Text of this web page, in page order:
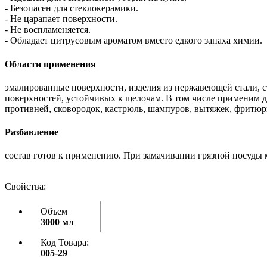
- Безопасен для стеклокерамики.
- Не царапает поверхности.
- Не воспламеняется.
- Обладает цитрусовым ароматом вместо едкого запаха химии.
Области применения
эмалированные поверхности, изделия из нержавеющей
поверхностей, устойчивых к щелочам. В том числе применим
противней, сковородок, кастрюль, шампуров, вытяжек,
Разбавление
состав готов к применению. При замачивании грязной посуды
Свойства:
Объем
3000 мл
Код Товара:
005-29